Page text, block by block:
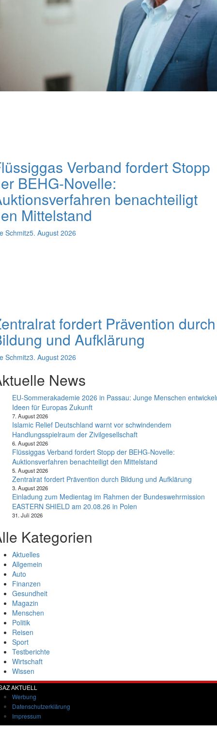
Verband fordert Stopp
BEHG-Novelle:
benachteiligt
Mittelstand
Schmitz5. August 2026
fordert Prävention durch
und Aufklärung
Schmitz3. August 2026
News
EU-Sommerakademie 2026 in Passau: Junge Menschen
Ideen für Europas Zukunft
7. August 2026
Islamic Relief Deutschland warnt vor schwindendem
Handlungsspielraum der Zivilgesellschaft
6. August 2026
Flüssiggas Verband fordert Stopp der BEHG-Novelle:
Auktionsverfahren benachteiligt den Mittelstand
5. August 2026
Zentralrat fordert Prävention durch Bildung und Aufklärung
3. August 2026
Einladung zum Medientag im Rahmen der Bundeswehrmission
EASTERN SHIELD am 20.08.26 in Polen
31. Juli 2026
Kategorien
Aktuelles
Allgemein
Auto
Finanzen
Gesundheit
Magazin
Menschen
Politik
Reisen
Sport
Testberichte
Wirtschaft
Wissen
AKTUELL
Werbung
Datenschutzerklärung
Impressum